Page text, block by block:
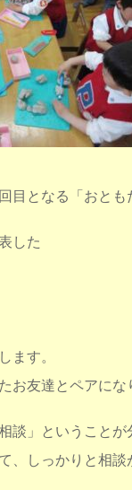
目となる「おと
した
ます。
お友達とペアに
談」ということ
、しっかりと相